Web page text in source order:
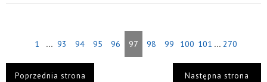
1 ... 93 94 95 96 97 98 99 100 101 ... 270
Poprzednia strona Następna strona